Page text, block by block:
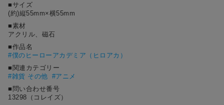
■サイズ
(約)縦55mm×横55mm
■素材
アクリル、磁石
■作品名
#僕のヒーローアカデミア（ヒロアカ）
■関連カテゴリー
#雑貨 その他 #アニメ
■問い合わせ番号
13298（コレイズ）